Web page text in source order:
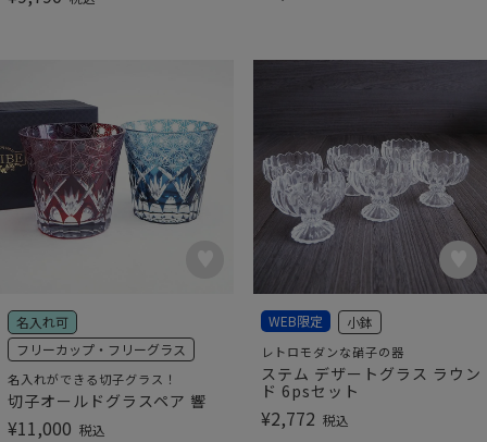
名入れ可
フリーカップ・フリーグラス
名入れができる切子グラス！
切子オールドグラスペア 響
¥11,000 税込
WEB限定 小鉢
レトロモダンな硝子の器
ステム デザートグラス ラウン
ド 6psセット
¥2,772 税込